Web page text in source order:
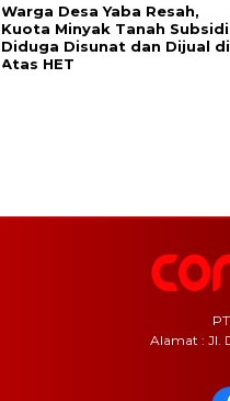
Warga Desa Yaba Resah,
Kuota Minyak Tanah Subsidi
Diduga Disunat dan Dijual di
Atas HET
Alamat : Jl.